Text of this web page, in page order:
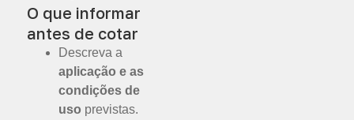
O que informar
antes de cotar
Descreva a
aplicação e as
condições de
uso previstas.